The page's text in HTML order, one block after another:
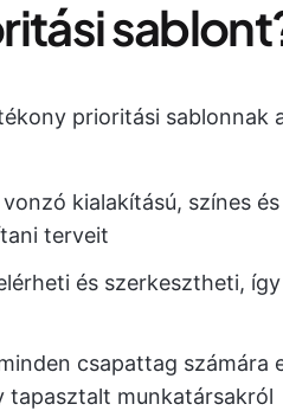
prioritási sablonnak
kialakítású, színes
terveit
és szerkesztheti,
csapattag számára
tapasztalt munkatársakról